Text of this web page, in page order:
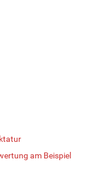
am Beispiel